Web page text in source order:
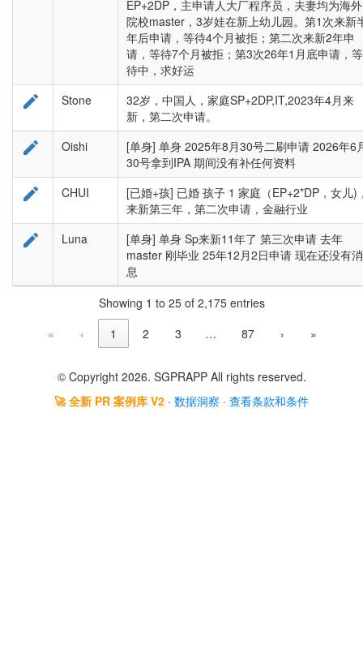
EP+2DP，主申请人大厂程序员，夫妻均为海外
院校master，3岁娃在新上幼儿园。第1次来新
年后申请，等待4个月被拒；第二次来新2年申
请，等待7个月被拒；第3次26年1月底申请，等
待中，求好运
 Stone
32岁，中国人，家庭SP+2DP,IT,2023年4月来
新，第二次申请。
 Oishi
[单身] 单身 2025年8月30号二刷申请 2026年6
30号拿到IPA 期间没有补任何资料
 CHUI
[已婚+孩] 已婚 孩子 1 家庭（EP+2*DP，女儿)
来新第三年，第二次申请，金融行业
 Luna
[单身] 单身 Sp来新11年了 第三次申请 去年
master 刚毕业 25年12月2日申请 现在还没有消
息
Showing 1 to 25 of 2,175 entries
«
‹ 1 2 3 … 87 › »
© Copyright 2026. SGPRAPP All rights reserved.
🚀 全新 PR 案例库 V2 · 数据洞察 · 查看条款和条件